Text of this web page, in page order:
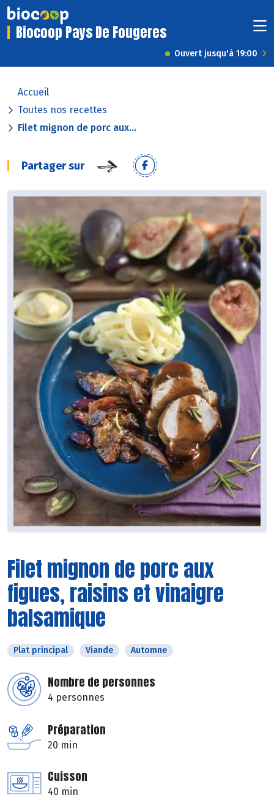
Biocoop Pays De Fougeres
Ouvert jusqu'à 19:00
Accueil
Toutes nos recettes
Filet mignon de porc aux...
Partager sur
Filet mignon de porc aux
figues, raisins et vinaigre
balsamique
Plat principal Viande Automne
Nombre de personnes
4 personnes
Préparation
20 min
Cuisson
40 min